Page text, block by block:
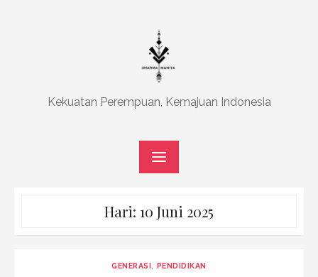
Kekuatan Perempuan, Kemajuan Indonesia
Hari: 10 Juni 2025
GENERASI, PENDIDIKAN